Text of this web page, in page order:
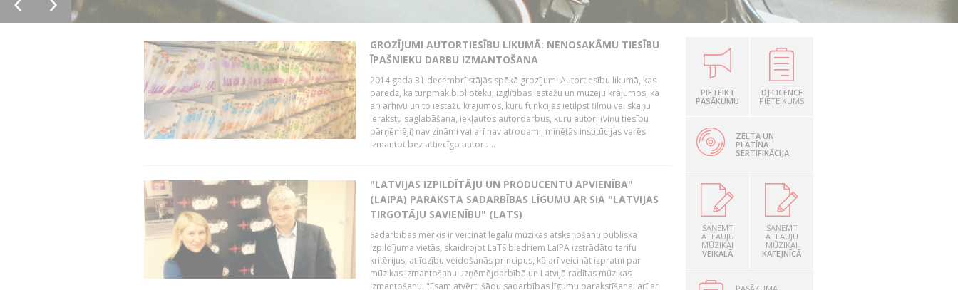
GROZĪJUMI AUTORTIESĪBU LIKUMĀ: NENOSAKĀMU TIESĪBU
ĪPAŠNIEKU DARBU IZMANTOŠANA
2014.gada 31.decembrī stājās spēkā grozījumi Autortiesību likumā, kas
paredz, ka turpmāk bibliotēku, izglītības iestāžu un muzeju krājumos, kā
arī arhīvu un to iestāžu krājumos, kuru funkcijās ietilpst filmu vai skaņu
ierakstu saglabāšana, iekļautos autordarbus, kuru autori (viņu tiesību
pārņēmēji) nav zināmi vai arī nav atrodami, minētās institūcijas varēs
izmantot bez attiecīgo autoru...
"LATVIJAS IZPILDĪTĀJU UN PRODUCENTU APVIENĪBA"
(LAIPA) PARAKSTA SADARBĪBAS LĪGUMU AR SIA "LATVIJAS
TIRGOTĀJU SAVIENĪBU" (LATS)
Sadarbības mērķis ir veicināt legālu mūzikas atskaņošanu publiskā
izpildījuma vietās, skaidrojot LaTS biedriem LaIPA izstrādāto tarifu
kritērijus, atlīdzību veidošanās principus, kā arī veicināt izpratni par
mūzikas izmantošanu uzņēmējdarbībā un Latvijā radītas mūzikas
izmantošanu. "Esam atvērti šādu sadarbības līgumu parakstīšanai arī ar
PIETEIKT
PASĀKUMU
DJ LICENCE
PIETEIKUMS
ZELTA UN
PLATĪNA
SERTIFIKĀCIJA
SAŅEMT
ATĻAUJU
MŪZIKAI
VEIKALĀ
SAŅEMT
ATĻAUJU
MŪZIKAI
KAFEJNĪCĀ
PASĀKUMA